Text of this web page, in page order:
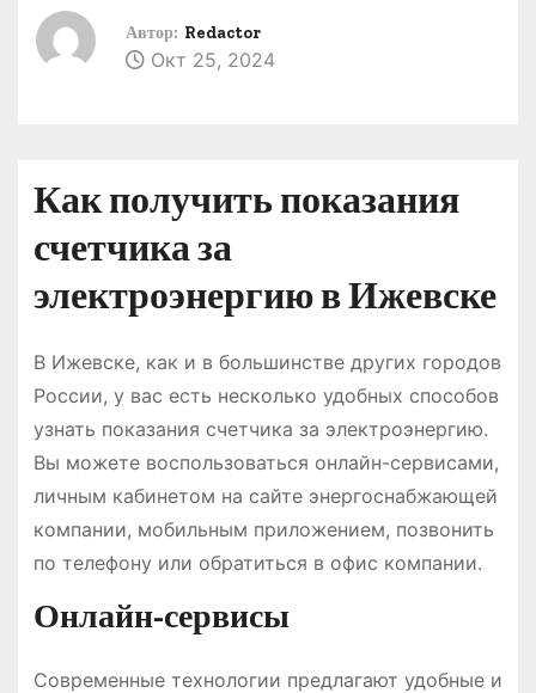
Автор: Redactor
Окт 25, 2024
Как получить показания
счетчика за
электроэнергию в Ижевске
В Ижевске, как и в большинстве других городов
России, у вас есть несколько удобных способов
узнать показания счетчика за электроэнергию.
Вы можете воспользоваться онлайн-сервисами,
личным кабинетом на сайте энергоснабжающей
компании, мобильным приложением, позвонить
по телефону или обратиться в офис компании.
Онлайн-сервисы
Современные технологии предлагают удобные и